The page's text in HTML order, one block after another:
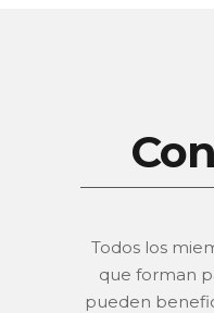
Todos los
que forman
pueden